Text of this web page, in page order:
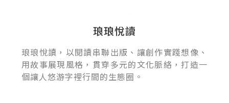
琅琅悅讀
琅琅悅讀，以閱讀串聯出版、讓創作實踐想像、
用故事展現風格，貫穿多元的文化脈絡，打造一
個讓人悠游字裡行間的生態圈。